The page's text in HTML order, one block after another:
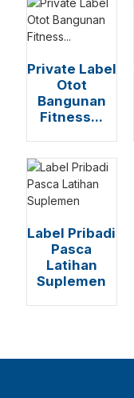
Private Label
Otot
Bangunan
Fitness...
Label Pribadi
Pasca
Latihan
Suplemen